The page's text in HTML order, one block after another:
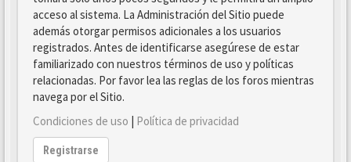
acceso al sistema. La Administración del Sitio puede
además otorgar permisos adicionales a los usuarios
registrados. Antes de identificarse asegúrese de estar
familiarizado con nuestros términos de uso y políticas
relacionadas. Por favor lea las reglas de los foros mientras
navega por el Sitio.
Condiciones de uso | Política de privacidad
Registrarse